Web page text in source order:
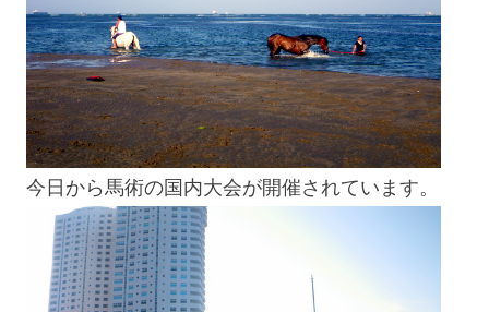
今日から馬術の国内大会が開催されています。